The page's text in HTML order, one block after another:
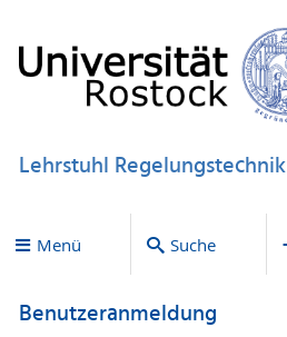
Lehrstuhl Regelungstechnik
Menü Suche
Benutzeranmeldung